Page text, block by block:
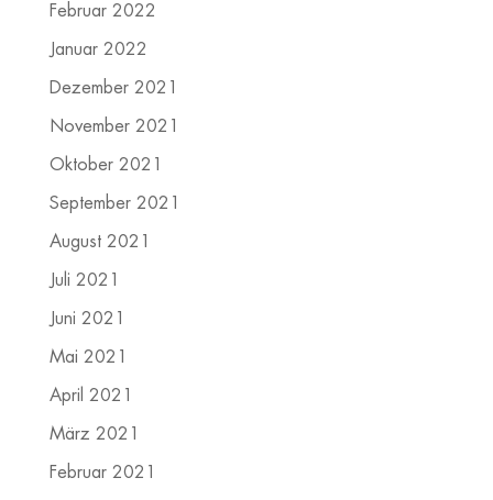
Februar 2022
Januar 2022
Dezember 2021
November 2021
Oktober 2021
September 2021
August 2021
Juli 2021
Juni 2021
Mai 2021
April 2021
März 2021
Februar 2021